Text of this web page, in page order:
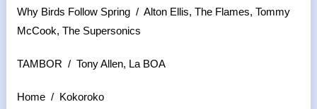
Why Birds Follow Spring / Alton Ellis, The Flames, Tommy
McCook, The Supersonics
TAMBOR / Tony Allen, La BOA
Home / Kokoroko